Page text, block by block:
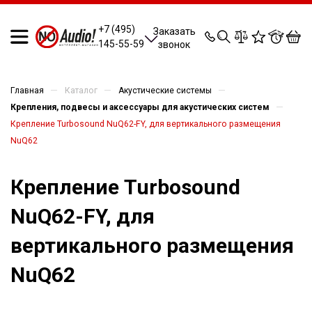
+7 (495)
145-55-59
Заказать
звонок
0 0 0 0
Главная — Каталог — Акустические системы —
Крепления, подвесы и аксессуары для акустических систем —
Крепление Turbosound NuQ62-FY, для вертикального размещения
NuQ62
Крепление Turbosound
NuQ62-FY, для
вертикального размещения
NuQ62